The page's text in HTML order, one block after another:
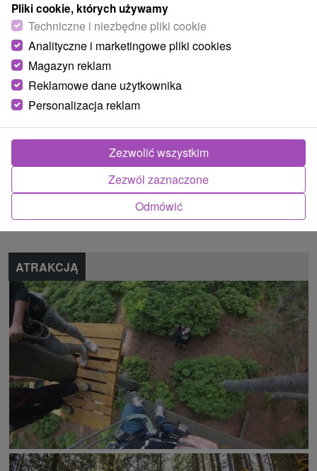
Region turystyczny
Žilinský kraj, Chopok Sever, Chopok, Demänovská dolina
Znalazłeś błąd lub chcesz polecić nam nową atrakcję
Zgłoś błąd
ATRAKCJĄ
Pliki cookie, których używamy
Techniczne i niezbędne pliki cookie
Analityczne i marketingowe pliki cookies
Magazyn reklam
Reklamowe dane użytkownika
Personalizacja reklam
Odmówić
Zezwól zaznaczone
Zezwolić wszystkim